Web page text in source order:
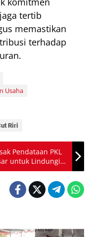
tertib
memastikan
terhadap
Usaha
Riri
Pendataan PKL
untuk Lindungi